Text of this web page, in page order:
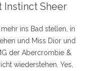
Instinct Sheer
ins Bad stellen, in
und Miss Dior und
der Abercrombie &
wiederstehen. Yes,